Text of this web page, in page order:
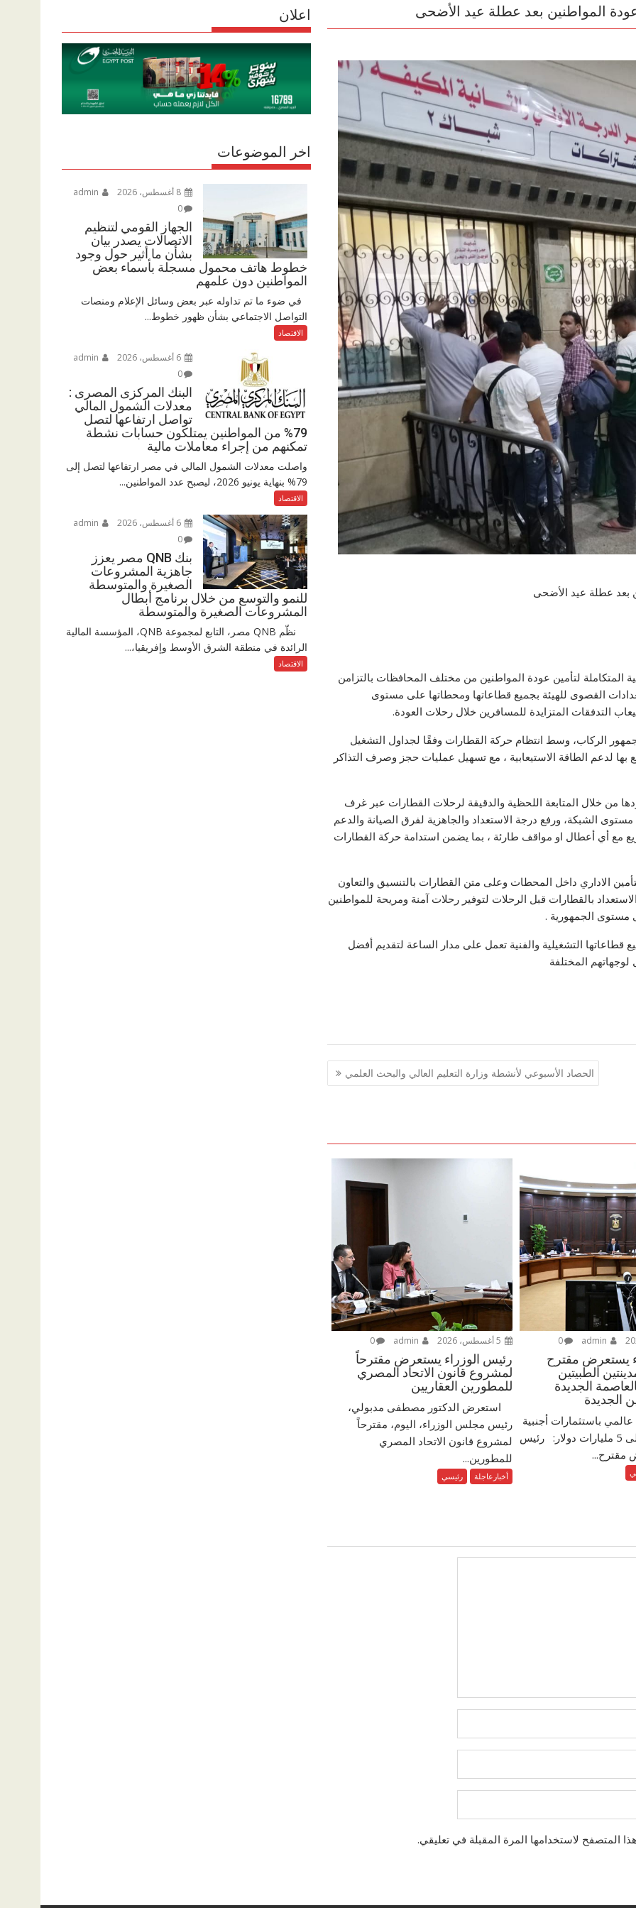
المواطنين بعد عطلة عيد الأضحى
بعد عطلة عيد الأضحى
المتكاملة لتأمين عودة المواطنين من مختلف المحافظات بالتزامن
القصوى للهيئة بجميع قطاعاتها ومحطاتها على مستوى
التدفقات المتزايدة للمسافرين خلال رحلات العودة.
الركاب، وسط انتظام حركة القطارات وفقًا لجداول التشغيل
بها لدعم الطاقة الاستيعابية ، مع تسهيل عمليات حجز وصرف التذاكر
من خلال المتابعة اللحظية والدقيقة لرحلات القطارات عبر غرف
الشبكة، ورفع درجة الاستعداد والجاهزية لفرق الصيانة والدعم
مع أي أعطال او مواقف طارئة ، بما يضمن استدامة حركة القطارات
الاداري داخل المحطات وعلى متن القطارات بالتنسيق والتعاون
بالقطارات قبل الرحلات لتوفير رحلات آمنة ومريحة للمواطنين
مستوى الجمهورية .
التشغيلية والفنية تعمل على مدار الساعة لتقديم أفضل
المختلفة
الحصاد الأسبوعي لأنشطة وزارة التعليم العالي والبحث العلمي
0
يستعرض مقترح
الطبيتين
الجديدة
الجديدة
باستثمارات أجنبية
مباشرة تزيد على 5 مليارات دولار: رئيس
مقترح...
0
رئيس الوزراء يستعرض مقترحاً
لمشروع قانون الاتحاد المصري
للمطورين العقاريين
استعرض الدكتور مصطفى مدبولي،
رئيس مجلس الوزراء، اليوم، مقترحاً
لمشروع قانون الاتحاد المصري
للمطورين...
أخبارعاجلة رئيسي
المتصفح لاستخدامها المرة المقبلة في تعليقي.
اعلان
اخر الموضوعات
0
الجهاز القومي لتنظيم
الاتصالات يصدر بيان
بشأن ما أثير حول وجود
خطوط هاتف محمول مسجلة بأسماء بعض
المواطنين دون علمهم
في ضوء ما تم تداوله عبر بعض وسائل الإعلام ومنصات
التواصل الاجتماعي بشأن ظهور خطوط...
الاقتصاد
0
البنك المركزى المصرى :
معدلات الشمول المالي
تواصل ارتفاعها لتصل
79% من المواطنين يمتلكون حسابات نشطة
تمكنهم من إجراء معاملات مالية
واصلت معدلات الشمول المالي في مصر ارتفاعها لتصل إلى
79% بنهاية يونيو 2026، ليصبح عدد المواطنين...
الاقتصاد
0
بنك QNB مصر يعزز
جاهزية المشروعات
الصغيرة والمتوسطة
للنمو والتوسع من خلال برنامج أبطال
المشروعات الصغيرة والمتوسطة
نظّم QNB مصر، التابع لمجموعة QNB، المؤسسة المالية
الرائدة في منطقة الشرق الأوسط وإفريقيا،...
الاقتصاد